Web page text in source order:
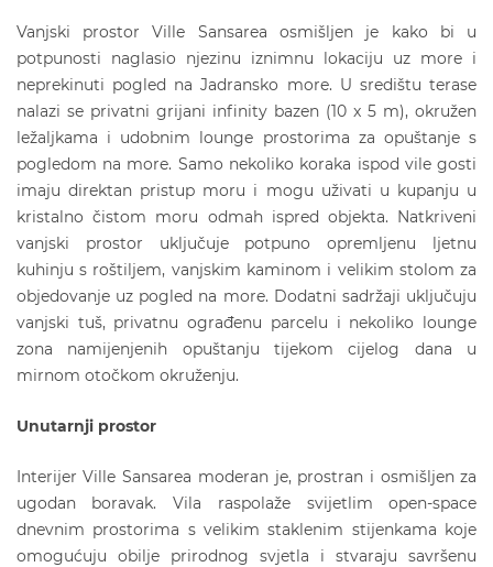
Vanjski prostor Ville Sansarea osmišljen je kako bi u
potpunosti naglasio njezinu iznimnu lokaciju uz more i
neprekinuti pogled na Jadransko more. U središtu terase
nalazi se privatni grijani infinity bazen (10 x 5 m), okružen
ležaljkama i udobnim lounge prostorima za opuštanje s
pogledom na more. Samo nekoliko koraka ispod vile gosti
imaju direktan pristup moru i mogu uživati u kupanju u
kristalno čistom moru odmah ispred objekta. Natkriveni
vanjski prostor uključuje potpuno opremljenu ljetnu
kuhinju s roštiljem, vanjskim kaminom i velikim stolom za
objedovanje uz pogled na more. Dodatni sadržaji uključuju
vanjski tuš, privatnu ograđenu parcelu i nekoliko lounge
zona namijenjenih opuštanju tijekom cijelog dana u
mirnom otočkom okruženju.
Unutarnji prostor
Interijer Ville Sansarea moderan je, prostran i osmišljen za
ugodan boravak. Vila raspolaže svijetlim open-space
dnevnim prostorima s velikim staklenim stijenkama koje
omogućuju obilje prirodnog svjetla i stvaraju savršenu